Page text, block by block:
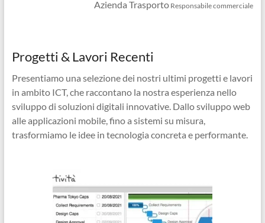
Azienda Trasporto Responsabile commerciale
Progetti & Lavori Recenti
Presentiamo una selezione dei nostri ultimi progetti e lavori
in ambito ICT, che raccontano la nostra esperienza nello
sviluppo di soluzioni digitali innovative. Dallo sviluppo web
alle applicazioni mobile, fino a sistemi su misura,
trasformiamo le idee in tecnologia concreta e performante.